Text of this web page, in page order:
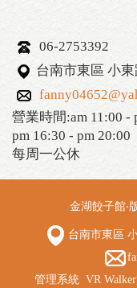
06-2753392
台南市東區 小
營業時間:am 11:00 -
pm 16:30 - pm 20:00
每周一公休
金湖餃子館‧
台南市東區
管理系統 VR